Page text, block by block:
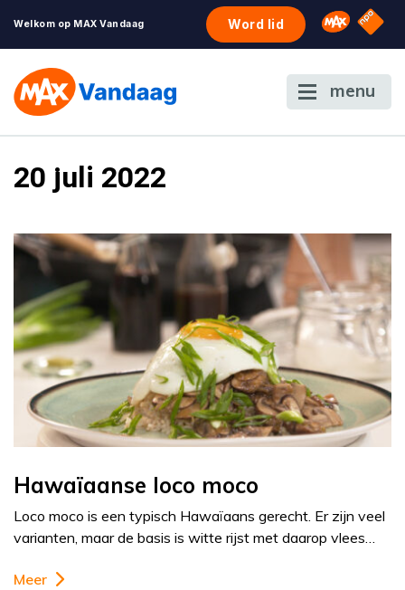
Welkom op MAX Vandaag Word lid Omroep
NPO
menu
20 juli 2022
Hawaïaanse loco moco
Loco moco is een typisch Hawaïaans gerecht. Er zijn veel
varianten, maar de basis is witte rijst met daarop vlees…
Meer